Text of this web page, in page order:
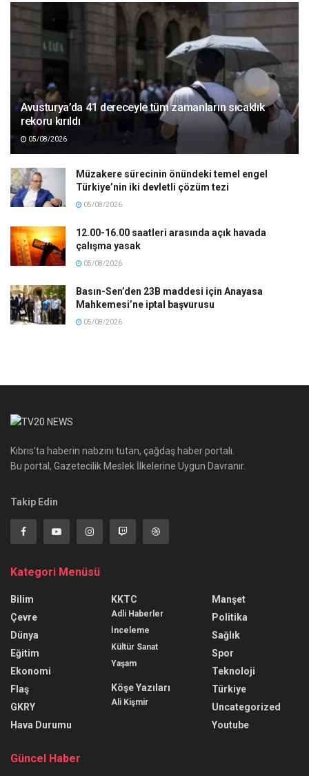
Avusturya’da 41 dereceyle tüm zamanların sıcaklık
rekoru kırıldı
05/08/2026
Müzakere sürecinin önündeki temel engel
Türkiye’nin iki devletli çözüm tezi
05/08/2026
12.00-16.00 saatleri arasında açık havada
çalışma yasak
05/08/2026
Basın-Sen’den 23B maddesi için Anayasa
Mahkemesi’ne iptal başvurusu
05/08/2026
Kıbrıs'ta haberin nabzını tutan, çağdaş haber portalı.
Bu portal, Gazetecilik Meslek İlkelerine Uygun Davranır.
Takip Edin
Kategori Menüsü
Bilim
Çevre
Dünya
Eğitim
Ekonomi
Flaş
GKRY
Hava Durumu
KKTC
Adli Haberler
İnceleme
Kültür Sanat
Yaşam
Köşe Yazıları
Ali Kişmir
Manşet
Politika
Sağlık
Spor
Teknoloji
Türkiye
Uncategorized
Youtube
Güncel Haber